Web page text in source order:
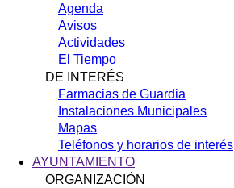
Agenda
Avisos
Actividades
El Tiempo
DE INTERÉS
Farmacias de Guardia
Instalaciones Municipales
Mapas
Teléfonos y horarios de interés
AYUNTAMIENTO
ORGANIZACIÓN